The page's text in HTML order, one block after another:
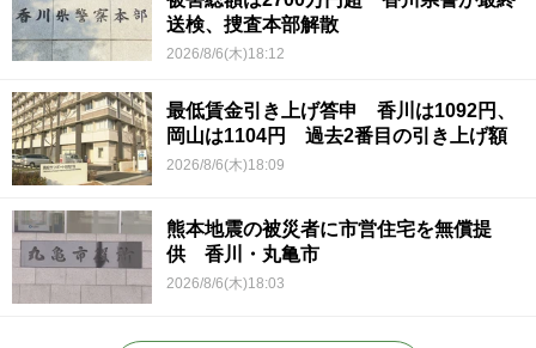
送検、捜査本部解散
2026/8/6(木)18:12
最低賃金引き上げ答申 香川は1092円、
岡山は1104円 過去2番目の引き上げ額
2026/8/6(木)18:09
熊本地震の被災者に市営住宅を無償提
供 香川・丸亀市
2026/8/6(木)18:03